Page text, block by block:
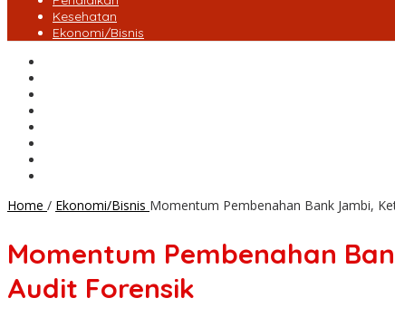
Kesehatan
Ekonomi/Bisnis
Home / Ekonomi/Bisnis Momentum Pembenahan Bank Jambi,
Momentum Pembenahan
Audit Forensik